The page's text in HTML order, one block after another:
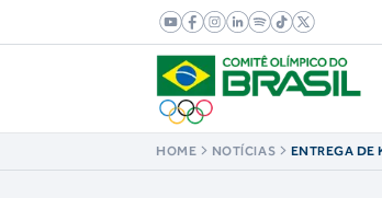
HOME NOTÍCIAS
ENTREGA DE